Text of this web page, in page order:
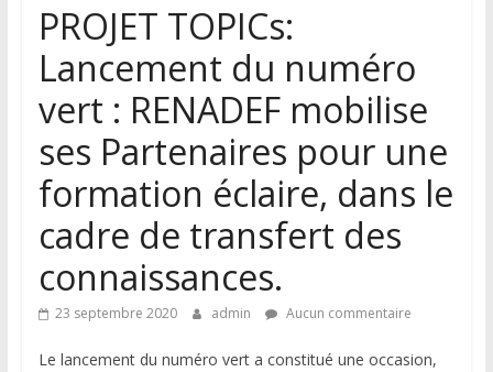
PROJET TOPICs:
Lancement du numéro
vert : RENADEF mobilise
ses Partenaires pour une
formation éclaire, dans le
cadre de transfert des
connaissances.
23 septembre 2020 admin Aucun commentaire
Le lancement du numéro vert a constitué une occasion,